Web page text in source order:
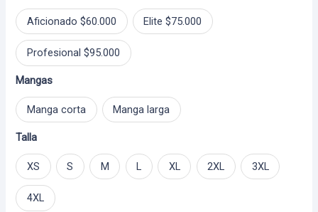
$ 95.000
Aficionado $60.000 Elite $75.000
Profesional $95.000
Mangas
Manga corta Manga larga
Talla
XS S M L XL 2XL 3XL
4XL